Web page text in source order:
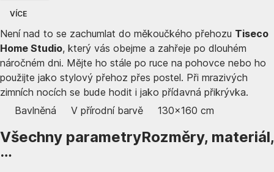
VÍCE
Není nad to se zachumlat do měkoučkého přehozu Tiseco
Home Studio, který vás obejme a zahřeje po dlouhém
náročném dni. Mějte ho stále po ruce na pohovce nebo ho
použijte jako stylový přehoz přes postel. Při mrazivých
zimních nocích se bude hodit i jako přídavná přikrývka.
Bavlněná
V přírodní barvě 130x160 cm
Všechny parametryRozměry, materiál,
…